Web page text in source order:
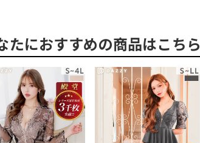
たにおすすめの商品はこちら